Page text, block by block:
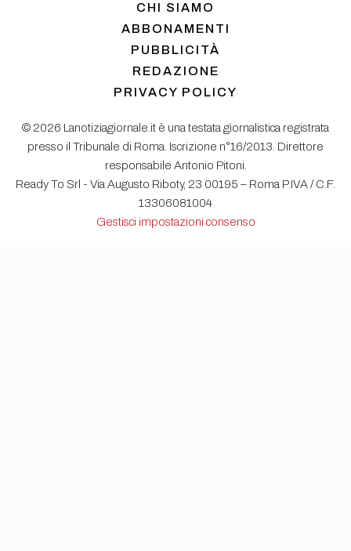
CHI SIAMO
ABBONAMENTI
PUBBLICITÀ
REDAZIONE
PRIVACY POLICY
© 2026 Lanotiziagiornale.it è una testata giornalistica registrata
presso il Tribunale di Roma. Iscrizione n°16/2013. Direttore
responsabile Antonio Pitoni.
Ready To Srl - Via Augusto Riboty, 23 00195 – Roma P.IVA / C.F.
13306081004
Gestisci impostazioni consenso